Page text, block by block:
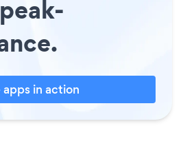
apps in action